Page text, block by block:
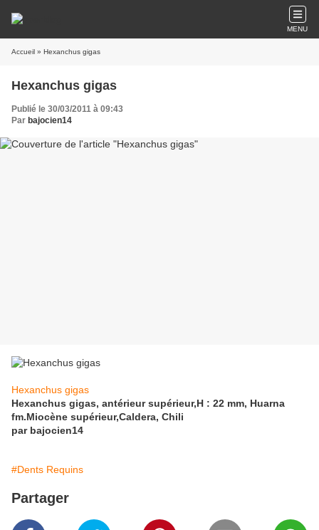
MENU
Accueil » Hexanchus gigas
Hexanchus gigas
Publié le 30/03/2011 à 09:43
Par bajocien14
Hexanchus gigas
Hexanchus gigas, antérieur supérieur,H : 22 mm, Huarna
fm.Miocène supérieur,Caldera, Chili
par bajocien14
#Dents Requins
Partager